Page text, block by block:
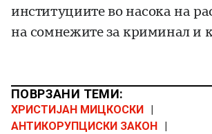
институциите во насока на
на сомнежите за криминал и
ПОВРЗАНИ ТЕМИ:
ХРИСТИЈАН МИЦКОСКИ
АНТИКОРУПЦИСКИ ЗАКОН